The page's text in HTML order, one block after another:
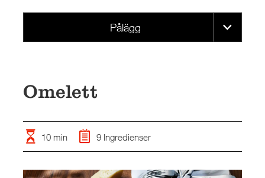
JOBB
PRESS
Pålägg
Omelett
10 min 9 Ingredienser